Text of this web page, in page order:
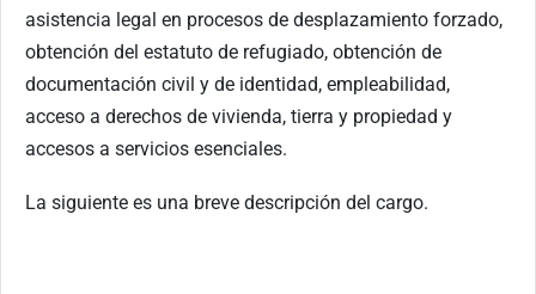
asistencia legal en procesos de desplazamiento forzado,
obtención del estatuto de refugiado, obtención de
documentación civil y de identidad, empleabilidad,
acceso a derechos de vivienda, tierra y propiedad y
accesos a servicios esenciales.
La siguiente es una breve descripción del cargo.